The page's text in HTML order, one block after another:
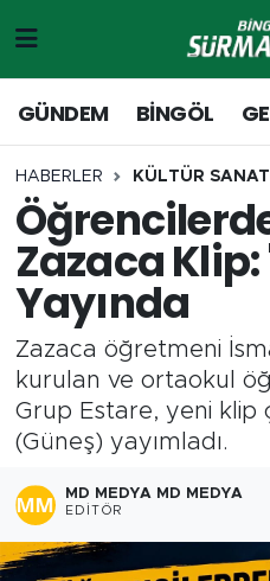
GÜNDEM BİNGÖL
HABERLER KÜLTÜR SANAT
Zazaca
Yayında
Zazaca öğretmeni
kurulan ve ortaokul
Grup Estare, yeni klip
(Güneş) yayımladı.
MD MEDYA MD MEDYA
EDITÖR
Genç
Solhan
Karlıova
Adaklı-Kiğı
Yayladere-Yedisu
MD Prestij Dergisi
Siyaset
Spor
Merkez Hava
Merkez Trafik
Süper Lig Puan
Tüm Manşetler
Son Dakika Haberleri
Haber Arşivi